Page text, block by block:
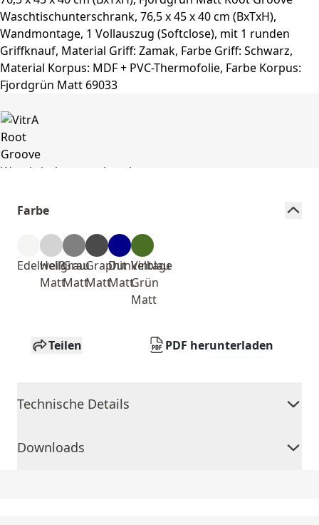
Farbe
Edelweiß
Hellgrau
Matt
Grau
Matt
Graphit
Matt
Dunkelblau
Matt
Vintage
Grün
Matt
Teilen PDF herunterladen
Technische Details
Downloads